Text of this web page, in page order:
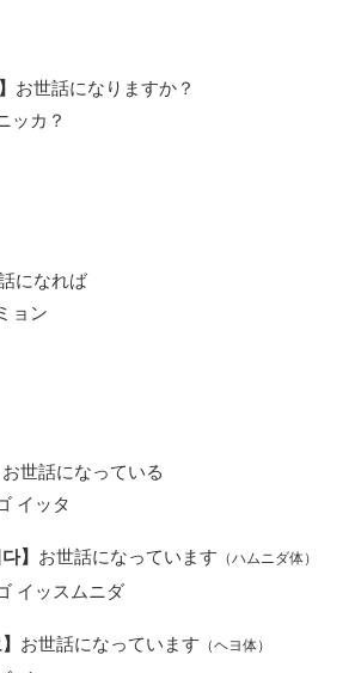
お世話になりますか？
ッカ？
になれば
ョン
お世話になっている
イッタ
】 お世話になっています （ハムニダ体）
イッスムニダ
お世話になっています （ヘヨ体）